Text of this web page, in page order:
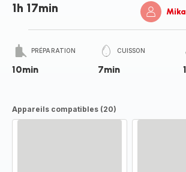
1h 17min
PRÉPARATION
10min
CUISSON
7min
Appareils compatibles (20)